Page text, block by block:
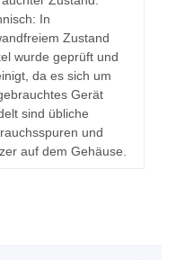
In
Zustand
wurde geprüft und
da es sich um
Gerät
sind übliche
und
auf dem Gehäuse.